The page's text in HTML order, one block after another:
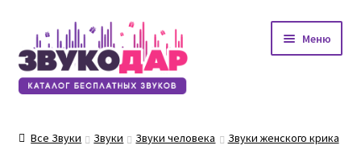
Перейти
к
навигации
Перейти
к
содержимому
Меню
Все Звуки Звуки Звуки человека Звуки женского крика